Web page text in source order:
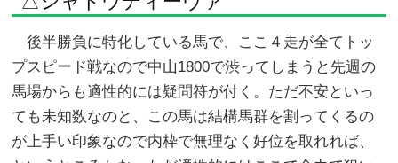
後半勝負に特化している馬で、ここ４走が全てトッ
プスピード戦なので中山1800で渋ってしまうと先週の
馬場からも適性的には疑問符が付く。ただ不安といっ
ても未知数なのと、この馬は結構馬群を割ってくるの
が上手い印象なので内枠で無理なく好位を取れれば、